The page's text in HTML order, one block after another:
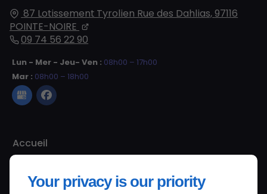
Your privacy is our priority
87 Lotissement Tyrolien Rue des Dahlias,97116
POINTE-NOIRE
09 74 56 22 90
Lun - Mer - Jeu- Ven : 08h00 – 17h00
Mar : 08h00 – 18h00
Accueil
Mentions légales